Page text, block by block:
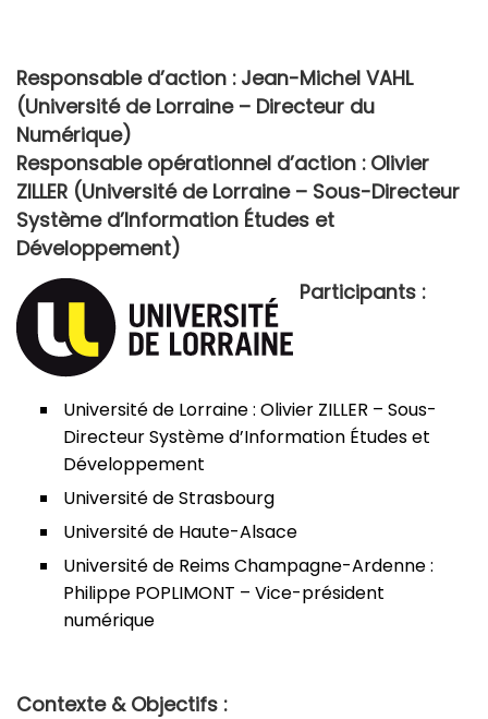
Responsable d’action : Jean-Michel VAHL
(Université de Lorraine – Directeur du
Numérique)
Responsable opérationnel d’action : Olivier
ZILLER (Université de Lorraine – Sous-Directeur
Système d’Information Études et
Développement)
Participants :
Université de Lorraine : Olivier ZILLER – Sous-
Directeur Système d’Information Études et
Développement
Université de Strasbourg
Université de Haute-Alsace
Université de Reims Champagne-Ardenne :
Philippe POPLIMONT – Vice-président
numérique
Contexte & Objectifs :